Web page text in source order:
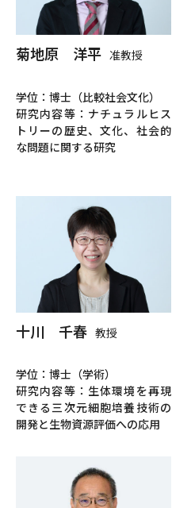
菊地原 洋平 准教授
学位：博士（比較社会文化）
研究内容等：ナチュラルヒス
トリーの歴史、文化、社会的
な問題に関する研究
十川 千春 教授
学位：博士（学術）
研究内容等：生体環境を再現
できる三次元細胞培養技術の
開発と生物資源評価への応用